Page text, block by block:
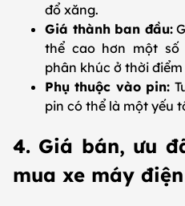
đổ xăng.
Giá thành ban đầu:
thể cao hơn một số
phân khúc ở thời
Phụ thuộc vào pin:
pin có thể là một yếu
4. Giá bán, ưu
mua xe máy